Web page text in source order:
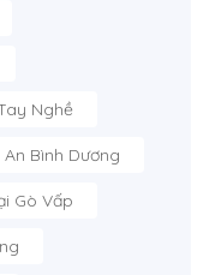
Nghề
Bình Dương
Gò Vấp